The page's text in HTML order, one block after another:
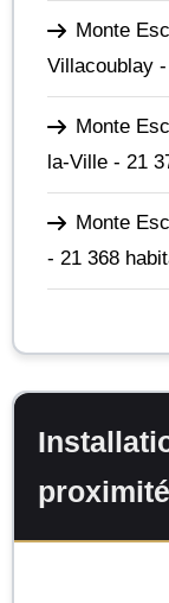
Monte
Villacoublay
Monte
la-Ville - 21
Monte
- 21 368